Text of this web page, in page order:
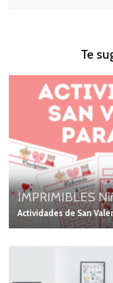
Te
IMPRIMIBLES
Actividades de San